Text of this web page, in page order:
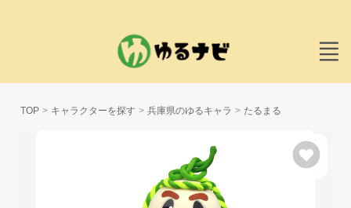
TOP キャラクターを探す 兵庫県のゆるキャラ たるまる